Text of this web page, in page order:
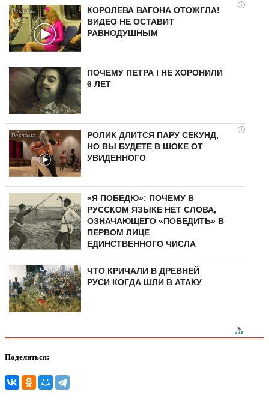
i
КОРОЛЕВА ВАГОНА ОТОЖГЛА!
ВИДЕО НЕ ОСТАВИТ
РАВНОДУШНЫМ
ПОЧЕМУ ПЕТРА I НЕ ХОРОНИЛИ
6 ЛЕТ
i
РОЛИК ДЛИТСЯ ПАРУ СЕКУНД,
НО ВЫ БУДЕТЕ В ШОКЕ ОТ
УВИДЕННОГО
«Я ПОБЕДЮ»: ПОЧЕМУ В
РУССКОМ ЯЗЫКЕ НЕТ СЛОВА,
ОЗНАЧАЮЩЕГО «ПОБЕДИТЬ» В
ПЕРВОМ ЛИЦЕ
ЕДИНСТВЕННОГО ЧИСЛА
ЧТО КРИЧАЛИ В ДРЕВНЕЙ
РУСИ КОГДА ШЛИ В АТАКУ
Поделиться: